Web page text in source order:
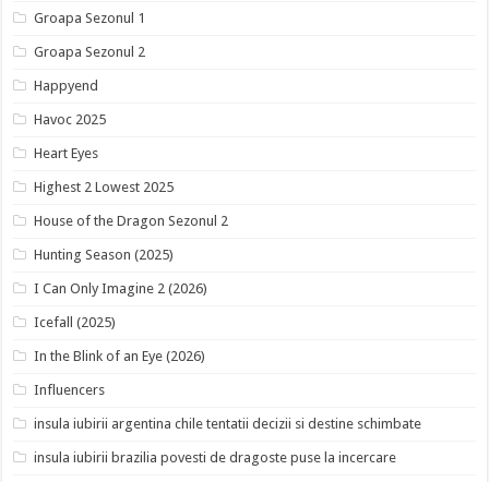
Groapa Sezonul 1
Groapa Sezonul 2
Happyend
Havoc 2025
Heart Eyes
Highest 2 Lowest 2025
House of the Dragon Sezonul 2
Hunting Season (2025)
I Can Only Imagine 2 (2026)
Icefall (2025)
In the Blink of an Eye (2026)
Influencers
insula iubirii argentina chile tentatii decizii si destine schimbate
insula iubirii brazilia povesti de dragoste puse la incercare